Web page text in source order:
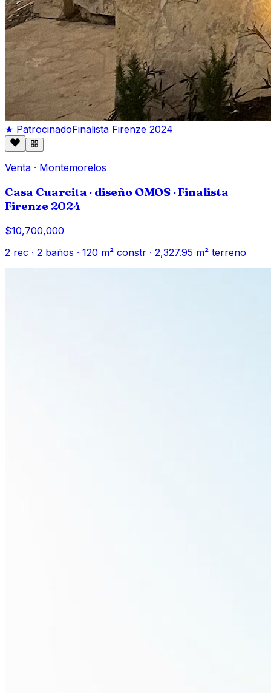
★ PatrocinadoFinalista Firenze 2024
Venta · Montemorelos
Casa Cuarcita · diseño OMOS · Finalista
Firenze 2024
$10,700,000
2 rec · 2 baños · 120 m² constr · 2,327.95 m² terreno